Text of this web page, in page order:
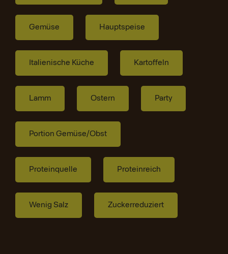
Gemüse Hauptspeise
Italienische Küche Kartoffeln
Lamm Ostern Party
Portion Gemüse/Obst
Proteinquelle Proteinreich
Wenig Salz Zuckerreduziert